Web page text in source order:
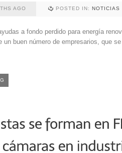
AGO POSTED IN: NOTICIAS
a fondo perdido para energía
un buen número de empresarios, que